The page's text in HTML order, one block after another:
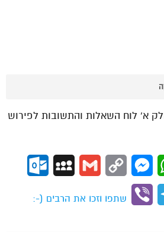
א’ לוח השאלות והתשובות לפירוש
WhatsApp
Messenger
Copy
Gmail
MySpace
Telegram
Viber
שתפו וזכו את הרבים (-: